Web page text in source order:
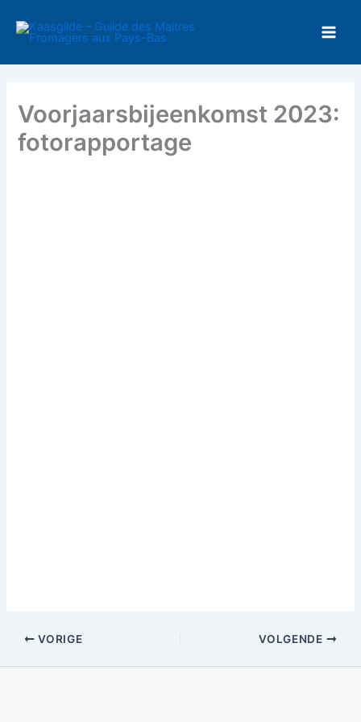
naar
inhoud
Voorjaarsbijeenkomst 2023:
fotorapportage
VORIGE VOLGENDE